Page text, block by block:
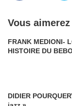
Vous
FRANK MEDIONI-
HISTOIRE DU
DIDIER POURQUERY : « Petit